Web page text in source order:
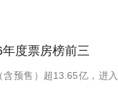
度票房榜前三
预售）超13.65亿，进入